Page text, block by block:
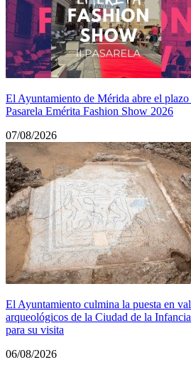
El Ayuntamiento de Mérida abre el
Pasarela Emérita Fashion Show 2026
07/08/2026
El Ayuntamiento culmina la puesta en
arqueológicos de la Ciudad de la
para su visita
06/08/2026